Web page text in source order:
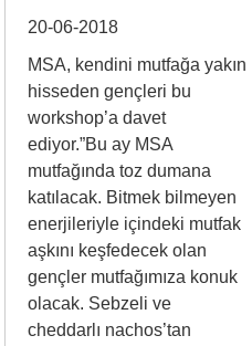
20-06-2018
MSA, kendini mutfağa yakın
hisseden gençleri bu
workshop’a davet
ediyor.”Bu ay MSA
mutfağında toz dumana
katılacak. Bitmek bilmeyen
enerjileriyle içindeki mutfak
aşkını keşfedecek olan
gençler mutfağımıza konuk
olacak. Sebzeli ve
cheddarlı nachos’tan